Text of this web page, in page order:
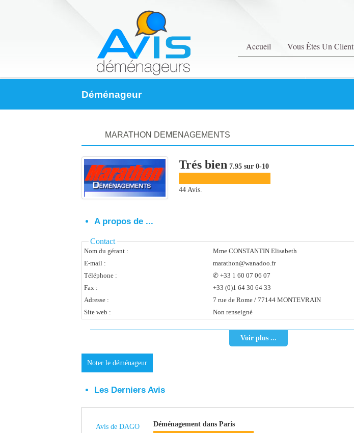
Accueil Vous Êtes Un Client
Déménageur
MARATHON DEMENAGEMENTS
Trés bien 7.95 sur 0-10
44 Avis.
A propos de ...
Contact
Nom du gérant :
Mme CONSTANTIN Elisabeth
E-mail :
marathon@wanadoo.fr
Téléphone :
✆ +33 1 60 07 06 07
Fax :
+33 (0)1 64 30 64 33
Adresse :
7 rue de Rome / 77144 MONTEVRAIN
Site web :
Non renseigné
Voir plus ...
Noter le déménageur
Les Derniers Avis
Avis de DAGO
Déménagement dans Paris